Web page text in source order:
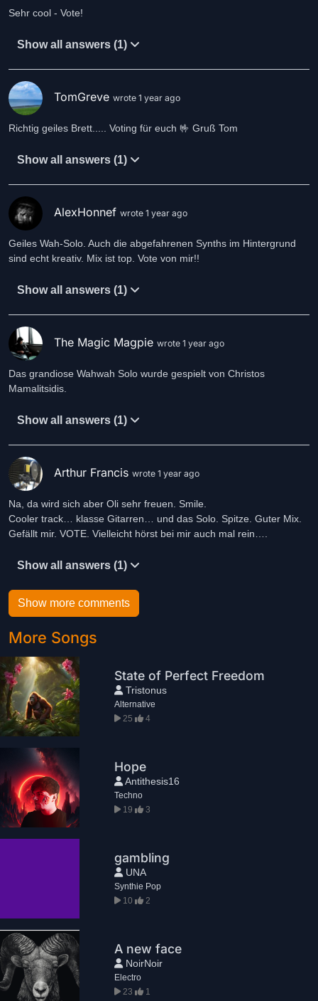
Sehr cool - Vote!
Show all answers (1)
TomGreve wrote 1 year ago
Richtig geiles Brett..... Voting für euch 🤟 Gruß Tom
Show all answers (1)
AlexHonnef wrote 1 year ago
Geiles Wah-Solo. Auch die abgefahrenen Synths im Hintergrund
sind echt kreativ. Mix ist top. Vote von mir!!
Show all answers (1)
The Magic Magpie wrote 1 year ago
Das grandiose Wahwah Solo wurde gespielt von Christos
Mamalitsidis.
Show all answers (1)
Arthur Francis wrote 1 year ago
Na, da wird sich aber Oli sehr freuen. Smile.
Cooler track… klasse Gitarren… und das Solo. Spitze. Guter Mix.
Gefällt mir. VOTE. Vielleicht hörst bei mir auch mal rein….
Show all answers (1)
Show more comments
More Songs
State of Perfect Freedom
Tristonus
Alternative
25
4
Hope
Antithesis16
Techno
19
3
gambling
UNA
Synthie Pop
10
2
A new face
NoirNoir
Electro
23
1